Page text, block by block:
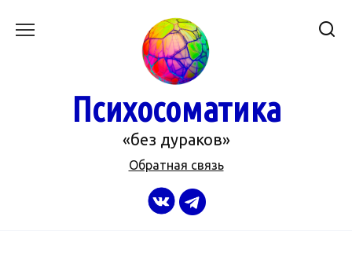
Психосоматика
«без дураков»
Обратная связь